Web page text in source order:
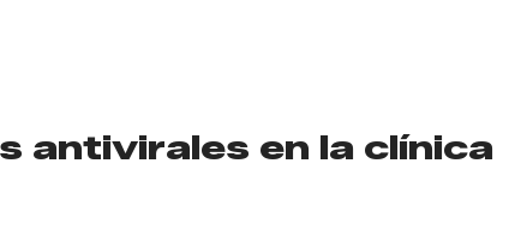
antivirales en la clínica